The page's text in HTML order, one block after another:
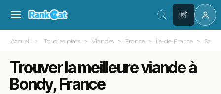
Accueil Tous les plats Viandes France Île-de-France
Trouver la meilleure viande à
Bondy, France